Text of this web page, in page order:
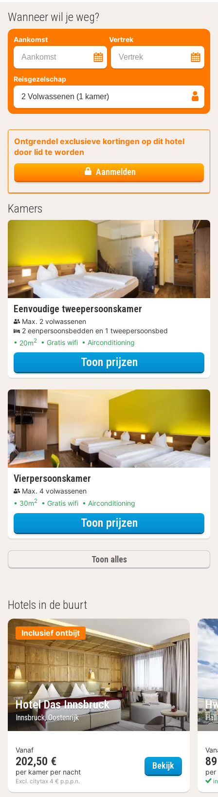
Wanneer wil je weg?
Aankomst Vertrek
Aankomst Vertrek
Reisgezelschap
2 Volwassenen (1 kamer)
Ontgrendel exclusieve kortingen op dit hotel
door lid te worden
Aanmelden
Kamers
Eenvoudige tweepersoonskamer
Max. 2 volwassenen
2 eenpersoonsbedden en 1 tweepersoonsbed
20m2 Gratis wifi Airconditioning
Toon prijzenvoor Beleef de
Vierpersoonskamer
Max. 4 volwassenen
30m2 Gratis wifi Airconditioning
Toon prijzenvoor Beleef de
Toon alles
Hotels in de buurt
Inclusief ontbijt
Hotel Das Innsbruck
Innsbruck, Oostenrijk
Vanaf
202,50 €
per kamer per nacht
Excl. citytax 4 € p.p.p.n.
Bekijk Hotel Das
per